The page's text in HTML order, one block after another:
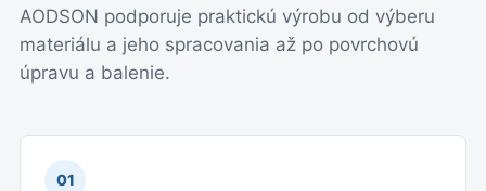
AODSON podporuje praktickú výrobu od výberu
materiálu a jeho spracovania až po povrchovú
úpravu a balenie.
01